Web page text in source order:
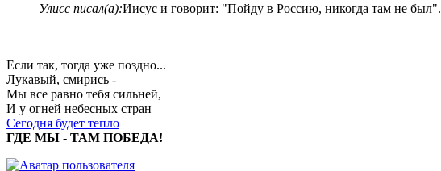
Улисс писал(а):Иисус и говорит: "Пойду в Россию, никогда там не был".
Если так, тогда уже поздно...
Лукавый, смирись -
Мы все равно тебя сильней,
И у огней небесных стран
Сегодня будет тепло
ГДЕ МЫ - ТАМ ПОБЕДА!